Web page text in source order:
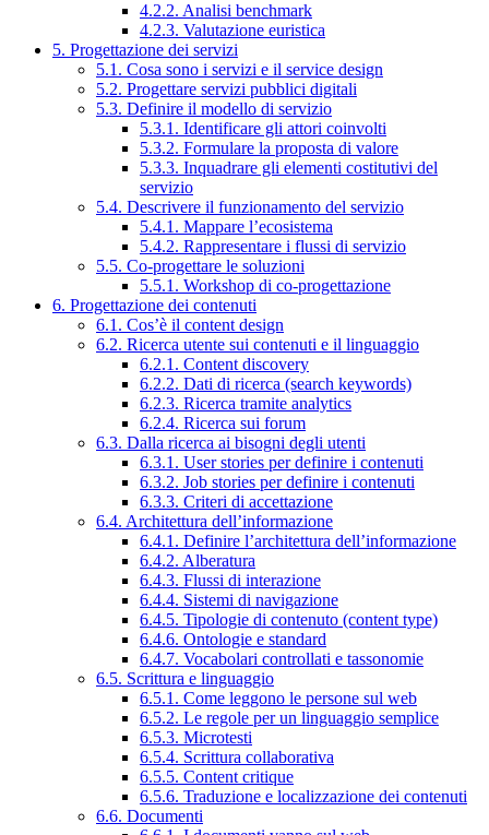
4.2.2. Analisi benchmark
4.2.3. Valutazione euristica
5. Progettazione dei servizi
5.1. Cosa sono i servizi e il service design
5.2. Progettare servizi pubblici digitali
5.3. Definire il modello di servizio
5.3.1. Identificare gli attori coinvolti
5.3.2. Formulare la proposta di valore
5.3.3. Inquadrare gli elementi costitutivi del
servizio
5.4. Descrivere il funzionamento del servizio
5.4.1. Mappare l’ecosistema
5.4.2. Rappresentare i flussi di servizio
5.5. Co-progettare le soluzioni
5.5.1. Workshop di co-progettazione
6. Progettazione dei contenuti
6.1. Cos’è il content design
6.2. Ricerca utente sui contenuti e il linguaggio
6.2.1. Content discovery
6.2.2. Dati di ricerca (search keywords)
6.2.3. Ricerca tramite analytics
6.2.4. Ricerca sui forum
6.3. Dalla ricerca ai bisogni degli utenti
6.3.1. User stories per definire i contenuti
6.3.2. Job stories per definire i contenuti
6.3.3. Criteri di accettazione
6.4. Architettura dell’informazione
6.4.1. Definire l’architettura dell’informazione
6.4.2. Alberatura
6.4.3. Flussi di interazione
6.4.4. Sistemi di navigazione
6.4.5. Tipologie di contenuto (content type)
6.4.6. Ontologie e standard
6.4.7. Vocabolari controllati e tassonomie
6.5. Scrittura e linguaggio
6.5.1. Come leggono le persone sul web
6.5.2. Le regole per un linguaggio semplice
6.5.3. Microtesti
6.5.4. Scrittura collaborativa
6.5.5. Content critique
6.5.6. Traduzione e localizzazione dei contenuti
6.6. Documenti